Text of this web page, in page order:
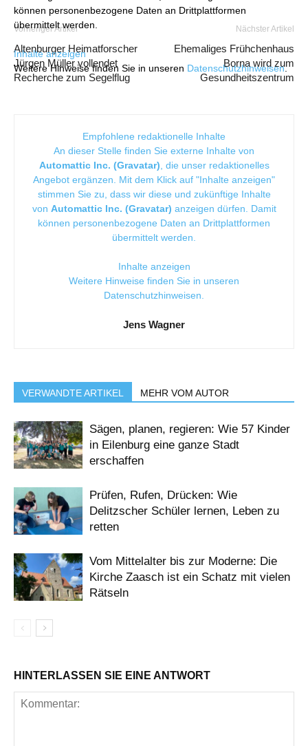
können personenbezogene Daten an Drittplattformen
übermittelt werden.
Inhalte anzeigen
Weitere Hinweise finden Sie in unseren Datenschutzhinweisen.
Vorheriger Artikel
Altenburger Heimatforscher
Jürgen Müller vollendet
Recherche zum Segelflug
Nächster Artikel
Ehemaliges Frühchenhaus
Borna wird zum
Gesundheitszentrum
Empfohlene redaktionelle Inhalte
An dieser Stelle finden Sie externe Inhalte von
Automattic Inc. (Gravatar) , die unser redaktionelles
Angebot ergänzen. Mit dem Klick auf "Inhalte anzeigen"
stimmen Sie zu, dass wir diese und zukünftige Inhalte
von Automattic Inc. (Gravatar) anzeigen dürfen. Damit
können personenbezogene Daten an Drittplattformen
übermittelt werden.
Inhalte anzeigen
Weitere Hinweise finden Sie in unseren
Datenschutzhinweisen
Jens Wagner
VERWANDTE ARTIKEL MEHR VOM AUTOR
Sägen, planen, regieren: Wie 57 Kinder
in Eilenburg eine ganze Stadt
erschaffen
Prüfen, Rufen, Drücken: Wie
Delitzscher Schüler lernen, Leben zu
retten
Vom Mittelalter bis zur Moderne: Die
Kirche Zaasch ist ein Schatz mit vielen
Rätseln
HINTERLASSEN SIE EINE ANTWORT